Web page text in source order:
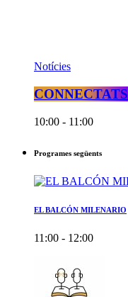
Notícies
CONNECTATS
10:00 - 11:00
Programes següents
EL BALCÓN MILENARIO
11:00 - 12:00